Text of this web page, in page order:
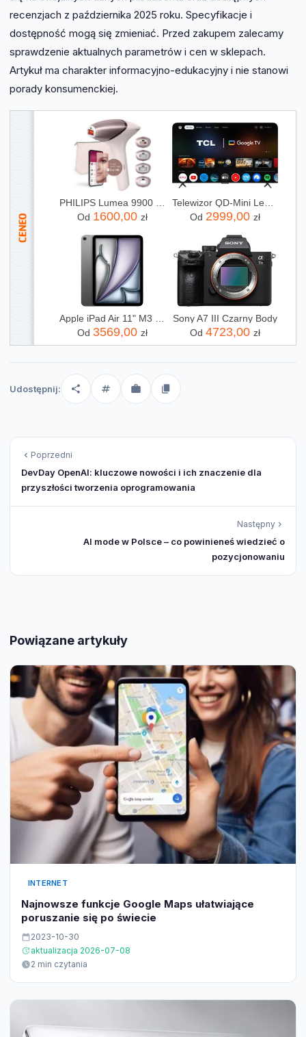
recenzjach z października 2025 roku. Specyfikacje i
dostępność mogą się zmieniać. Przed zakupem zalecamy
sprawdzenie aktualnych parametrów i cen w sklepach.
Artykuł ma charakter informacyjno-edukacyjny i nie stanowi
porady konsumenckiej.
Od 1600,00 zł
Od 2999,00 zł
Od 3569,00 zł
Sony A7 III Czarny Body
Od 4723,00 zł
Udostępnij:
Poprzedni
DevDay OpenAI: kluczowe nowości i ich znaczenie dla
przyszłości tworzenia oprogramowania
Następny
AI mode w Polsce – co powinieneś wiedzieć o
pozycjonowaniu
Powiązane artykuły
INTERNET
Najnowsze funkcje Google Maps ułatwiające
poruszanie się po świecie
2023-10-30
aktualizacja 2026-07-08
2 min czytania